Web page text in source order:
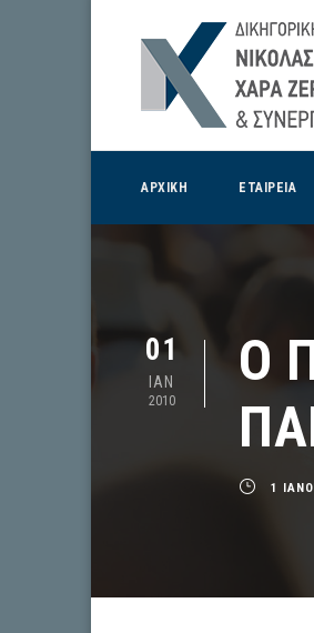
ΑΡΧΙΚΗ ΕΤΑΙΡΕΙΑ
01
ΙΑΝ
2010
Ο
1